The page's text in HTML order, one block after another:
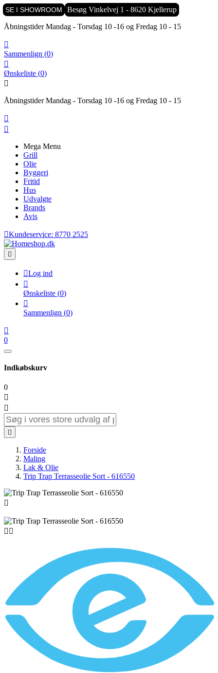

Åbningstider Mandag - Torsdag 10 -16 og Fredag 10 - 15

Sammenlign (0)

Ønskeliste (0)

Åbningstider Mandag - Torsdag 10 -16 og Fredag 10 - 15


Mega Menu
Grill
Olie
Byggeri
Fritid
Hus
Udvalgte
Brands
Avis
Kundeservice: 8770 2525

Log ind

Ønskeliste (0)

Sammenlign (0)

0
Indkøbskurv
0



Forside
Maling
Lak & Olie
Trip Trap Terrasseolie Sort - 616550
SE I SHOWROOM Besøg Vinkelvej 1 - 8620 Kjellerup

 